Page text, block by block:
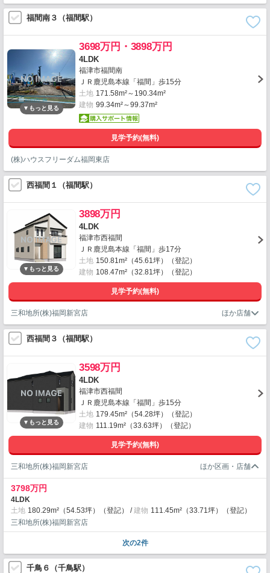
福間南３（福間駅）
3698万円・3898万円
4LDK
福津市福間南
ＪＲ鹿児島本線「福間」歩15分
土地 171.58m²～190.34m²
建物 99.34m²～99.37m²
見学予約(無料)
(株)ハウスフリーダム福岡東店
西福間１（福間駅）
3898万円
4LDK
福津市西福間
ＪＲ鹿児島本線「福間」歩17分
土地 150.81m²（45.61坪）（登記）
建物 108.47m²（32.81坪）（登記）
見学予約(無料)
三和地所(株)福岡新宮店
西福間３（福間駅）
3598万円
4LDK
福津市西福間
ＪＲ鹿児島本線「福間」歩15分
土地 179.45m²（54.28坪）（登記）
建物 111.19m²（33.63坪）（登記）
見学予約(無料)
三和地所(株)福岡新宮店
3798万円
4LDK
土地 180.29m²（54.53坪）（登記） 建物 111.45m²（33.71坪）（登記）
三和地所(株)福岡新宮店
次の2件
千鳥６（千鳥駅）